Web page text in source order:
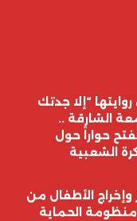
“إلا جدتك
الشارقة ..
حواراً حول
الشعبية
الأطفال من
منظومة الحماية